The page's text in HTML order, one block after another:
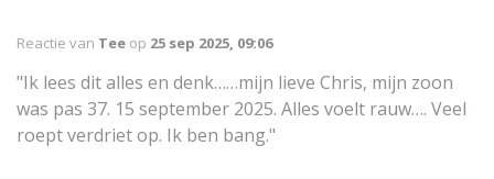
Reactie van Tee op 25 sep 2025, 09:06
"Ik lees dit alles en denk……mijn lieve Chris, mijn zoon
was pas 37. 15 september 2025. Alles voelt rauw…. Veel
roept verdriet op. Ik ben bang."